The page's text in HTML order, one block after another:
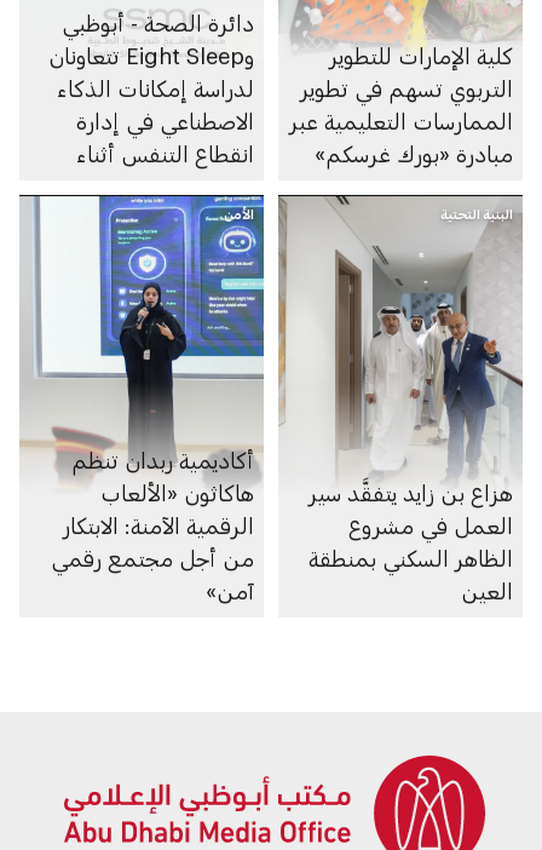
كلية الإمارات للتطوير
التربوي تسهم في تطوير
الممارسات التعليمية عبر
مبادرة «بورك غرسكم»
دائرة الصحة - أبوظبي
وEight Sleep تتعاونان
لدراسة إمكانات الذكاء
الاصطناعي في إدارة
انقطاع التنفس أثناء
البنية التحتية
هزاع بن زايد يتفقَّد سير
العمل في مشروع
الظاهر السكني بمنطقة
العين
الأمن
أكاديمية ربدان تنظم
هاكاثون «الألعاب
الرقمية الآمنة: الابتكار
من أجل مجتمع رقمي
آمن»